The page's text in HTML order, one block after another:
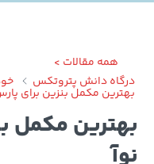
همه مقالات >
دانش پتروتکس
مکمل بنزین برای پارس نوآ
مکمل